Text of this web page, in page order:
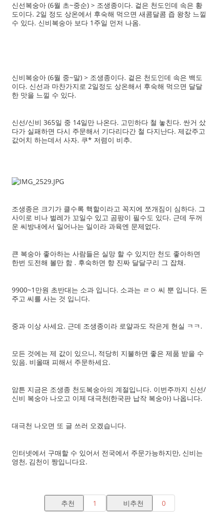
신선복숭아 (6월 초~중순) > 조생종이다. 겉은 천도인데 속은 황
도이다. 2일 정도 상온에서 후숙해 먹으면 새콤달콤 즙 왕창 느낄
수 있다. 신비복숭아 보다 1주일 먼저 나옴.
신비복숭아 (6월 중~말) > 조생종이다. 겉은 천도인데 속은 백도
이다. 신선과 마찬가지로 2일정도 상온해서 후숙해 먹으면 달달
한 맛을 느낄 수 있다.
신선/신비 365일 중 14일만 나온다. 고민하다 철 놓친다. 싼거 샀
다가 실패하면 다시 주문해서 기다리다간 철 다지난다. 제값주고
값어치 하는데서 사자. 쿠* 저렴이 비추.
조생종은 크기가 클수록 핵할이라고 꼭지에 쪼개짐이 심하다. 그
사이로 비나 벌레가 꼬일수 있고 곰팡이 필수도 있다. 근데 두꺼
운 씨방내에서 일어나는 일이라 과육엔 문제없다.
큰 복숭아 좋아하는 사람들은 실망 할 수 있지만 천도 좋아하면
한번 도전해 볼만 함 . 후숙하면 향 진짜 달달구리 그 잡채.
9900~1만원 초반대는 소과 입니다. 소과는 ㄹㅇ 씨 뿐 입니다. 돈
주고 씨를 사는 것 입니다.
중과 이상 사세요. 근데 조생종이라 로얄과도 작은게 현실 ㅋㅋ.
모든 것에는 제 값이 있으니, 적당히 지불하면 좋은 제품 받을 수
있음. 비올때 피해서 주문하세요.
암튼 지금은 조생종 천도복숭아의 계절입니다. 이번주까지 신선/
신비 복숭아 나오고 이제 대극천(한국판 납작 복숭아) 나옵니다.
대극천 나오면 또 글 쓰러 오겠습니다.
인터넷에서 구매할 수 있어서 전국에서 주문가능하지만, 신비는
영천, 김천이 짱입니다요.
추천 1 비추천 0